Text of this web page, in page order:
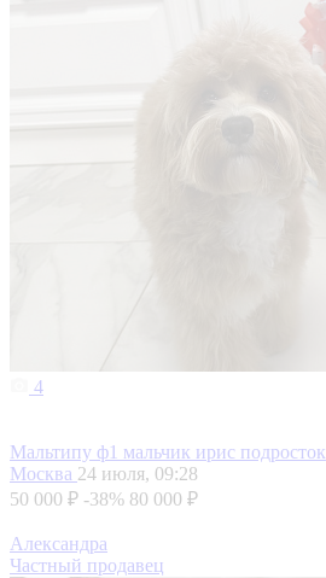
4
Мальтипу ф1 мальчик ирис подросток
Москва 24 июля, 09:28
50 000 ₽ -38% 80 000 ₽
Александра
Частный продавец